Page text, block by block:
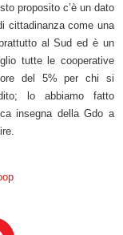
proposito c’è un dato
cittadinanza come una
al Sud ed è un
tutte le cooperative
del 5% per chi si
lo abbiamo fatto
insegna della Gdo a